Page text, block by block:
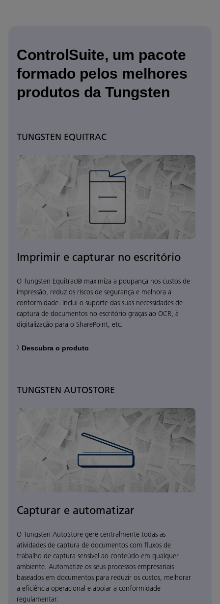
ControlSuite, um pacote
formado pelos melhores
produtos da Tungsten
TUNGSTEN EQUITRAC
Imprimir e capturar no escritório
O Tungsten Equitrac® maximiza a poupança nos custos de
impressão, reduz os riscos de segurança e melhora a
conformidade. Inclui o suporte das suas necessidades de
captura de documentos no escritório graças ao OCR, à
digitalização para o SharePoint, etc.
Descubra o produto
TUNGSTEN AUTOSTORE
Capturar e automatizar
O Tungsten AutoStore gere centralmente todas as
atividades de captura de documentos com fluxos de
trabalho de captura sensível ao conteúdo em qualquer
ambiente. Automatize os seus processos empresariais
baseados em documentos para reduzir os custos, melhorar
a eficiência operacional e apoiar a conformidade
regulamentar.